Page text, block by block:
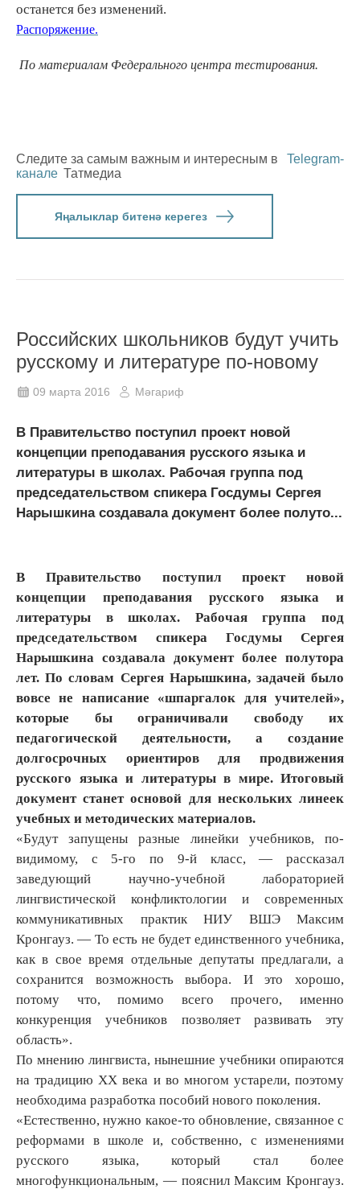
останется без изменений.
Распоряжение.
По материалам Федерального центра тестирования.
Следите за самым важным и интересным в
Telegram-
канале Татмедиа
Яңалыклар битенә керегез
Российских школьников будут учить
русскому и литературе по-новому
09 марта 2016 Мәгариф
В Правительство поступил проект новой
концепции преподавания русского языка и
литературы в школах. Рабочая группа под
председательством спикера Госдумы Сергея
Нарышкина создавала документ более полуто...
В Правительство поступил проект новой
концепции преподавания русского языка и
литературы в школах. Рабочая группа под
председательством спикера Госдумы Сергея
Нарышкина создавала документ более полутора
лет. По словам Сергея Нарышкина, задачей было
вовсе не написание «шпаргалок для учителей»,
которые бы ограничивали свободу их
педагогической деятельности, а создание
долгосрочных ориентиров для продвижения
русского языка и литературы в мире. Итоговый
документ станет основой для нескольких линеек
учебных и методических материалов.
«Будут запущены разные линейки учебников, по-
видимому, с 5-го по 9-й класс, — рассказал
заведующий научно-учебной лабораторией
лингвистической конфликтологии и современных
коммуникативных практик НИУ ВШЭ Максим
Кронгауз. — То есть не будет единственного учебника,
как в свое время отдельные депутаты предлагали, а
сохранится возможность выбора. И это хорошо,
потому что, помимо всего прочего, именно
конкуренция учебников позволяет развивать эту
область».
По мнению лингвиста, нынешние учебники опираются
на традицию XX века и во многом устарели, поэтому
необходима разработка пособий нового поколения.
«Естественно, нужно какое-то обновление, связанное с
реформами в школе и, собственно, с изменениями
русского языка, который стал более
многофункциональным, — пояснил Максим Кронгауз.